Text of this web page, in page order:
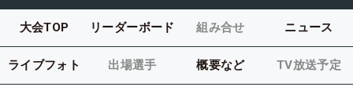
大会TOP リーダーボード 組み合せ ニュース
ライブフォト 出場選手 概要など TV放送予定